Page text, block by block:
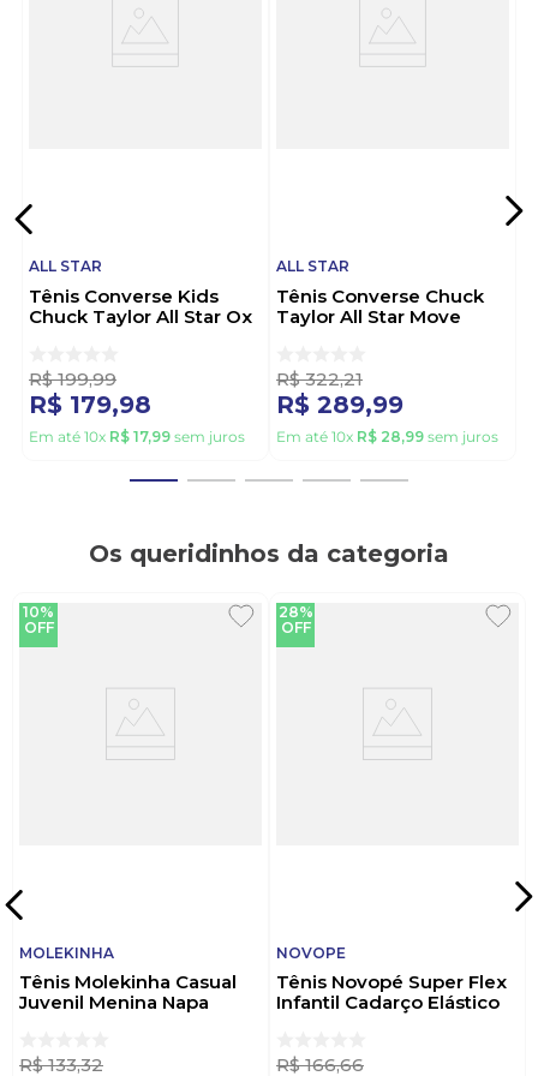
ALL STAR
Tênis Converse Kids
Chuck Taylor All Star Ox
R$ 199,99
R$ 179,98
Em até 10x R$ 17,99 sem juros
ALL STAR
Tênis Converse Chuck
Taylor All Star Move
R$ 322,21
R$ 289,99
Em até 10x R$ 28,99 sem juros
Os queridinhos da categoria
10%
OFF
MOLEKINHA
Tênis Molekinha Casual
Juvenil Menina Napa
R$ 133,32
28%
OFF
NOVOPE
Tênis Novopé Super Flex
Infantil Cadarço Elástico
R$ 166,66